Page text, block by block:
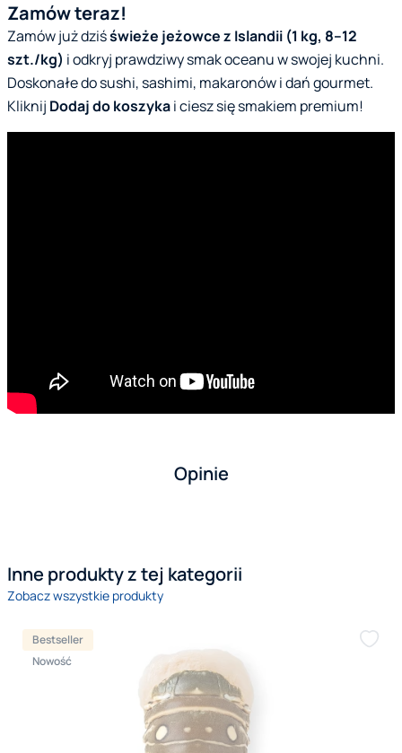
Zamów teraz!
Zamów już dziśświeże jeżowce z Islandii (1 kg, 8–12
szt./kg) i odkryj prawdziwy smak oceanu w swojej kuchni.
Doskonałe do sushi, sashimi, makaronów i dań gourmet.
Kliknij Dodaj do koszykai ciesz się smakiem premium!
Opinie
Inne produkty z tej kategorii
Zobacz wszystkie produkty
Bestseller
Nowość